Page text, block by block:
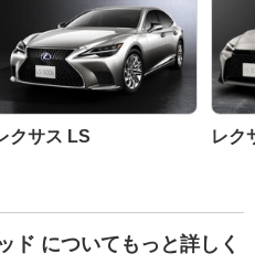
クサス LS レク
ド についてもっと詳しく